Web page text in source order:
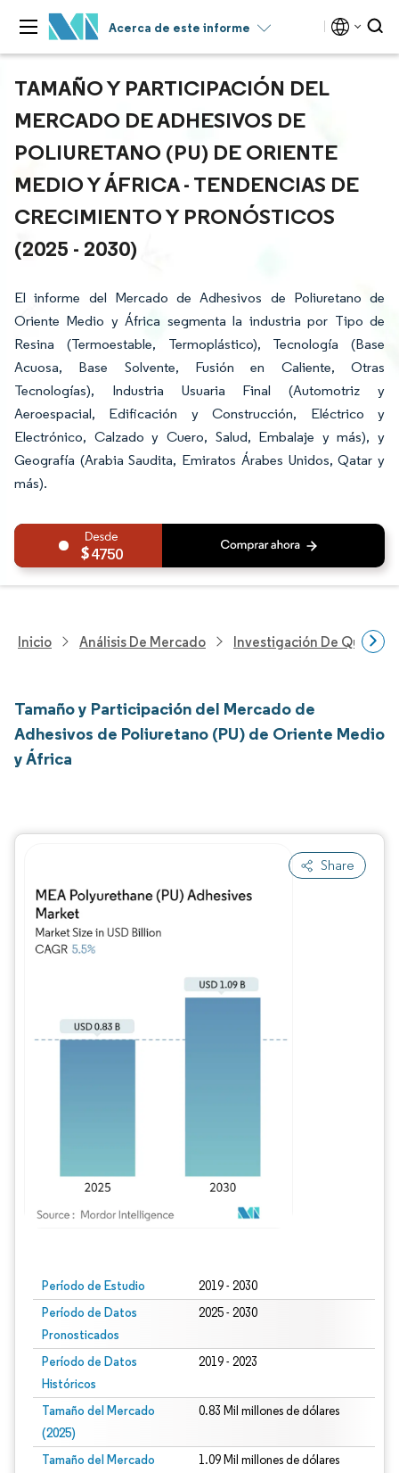
Acerca de este informe
TAMAÑO Y PARTICIPACIÓN DEL
MERCADO DE ADHESIVOS DE
POLIURETANO (PU) DE ORIENTE
MEDIO Y ÁFRICA - TENDENCIAS DE
CRECIMIENTO Y PRONÓSTICOS
(2025 - 2030)
El informe del Mercado de Adhesivos de Poliuretano de
Oriente Medio y África segmenta la industria por Tipo de
Resina (Termoestable, Termoplástico), Tecnología (Base
Acuosa, Base Solvente, Fusión en Caliente, Otras
Tecnologías), Industria Usuaria Final (Automotriz y
Aeroespacial, Edificación y Construcción, Eléctrico y
Electrónico, Calzado y Cuero, Salud, Embalaje y más), y
Geografía (Arabia Saudita, Emiratos Árabes Unidos, Qatar y
más).
4750
Inicio Análisis De Mercado Investigación De
Tamaño y Participación del Mercado de
Adhesivos de Poliuretano (PU) de Oriente Medio
y África
Share
Período de Estudio 2019 - 2030
Período de Datos
Pronosticados
2025 - 2030
Período de Datos
Históricos
2019 - 2023
Tamaño del Mercado
(2025)
0.83 Mil millones de dólares
Tamaño del Mercado
1.09 Mil millones de dólares